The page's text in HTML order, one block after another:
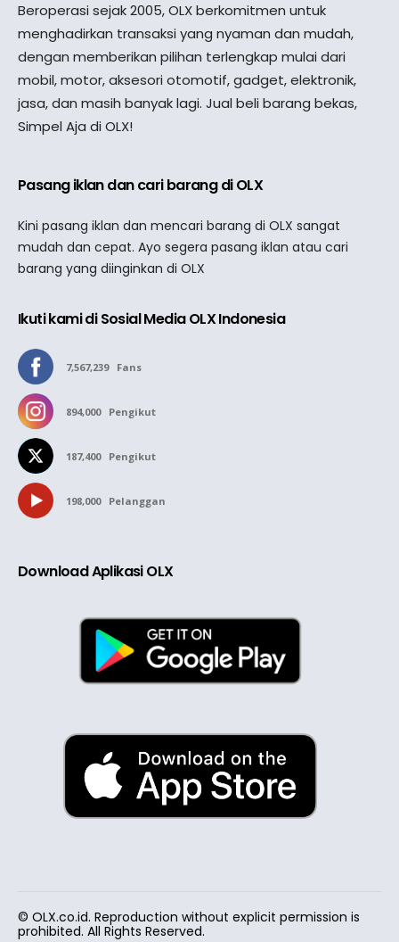
Beroperasi sejak 2005, OLX berkomitmen untuk
menghadirkan transaksi yang nyaman dan mudah,
dengan memberikan pilihan terlengkap mulai dari
mobil, motor, aksesori otomotif, gadget, elektronik,
jasa, dan masih banyak lagi. Jual beli barang bekas,
Simpel Aja di OLX!
Pasang iklan dan cari barang di OLX
Kini pasang iklan dan mencari barang di OLX sangat
mudah dan cepat. Ayo segera pasang iklan atau cari
barang yang diinginkan di OLX
Ikuti kami di Sosial Media OLX Indonesia
7,567,239 Fans
894,000 Pengikut
187,400 Pengikut
198,000 Pelanggan
Download Aplikasi OLX
© OLX.co.id. Reproduction without explicit permission is
prohibited. All Rights Reserved.